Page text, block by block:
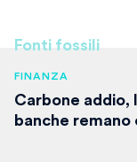
Fonti fossili
FINANZA
Carbone addio,
banche